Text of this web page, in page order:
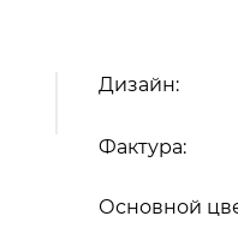
Основной
Дизайн:
Фактура: